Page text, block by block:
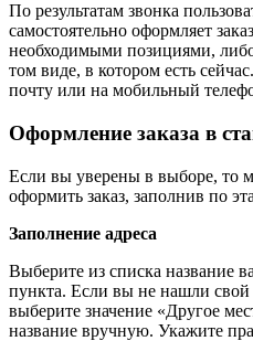
По результатам звонка
самостоятельно оформляет
необходимыми позициями,
том виде, в котором есть
почту или на мобильный
Оформление заказа в
Если вы уверены в выборе, то
оформить заказ, заполнив по
Заполнение адреса
Выберите из списка название
пункта. Если вы не нашли
выберите значение «Другое
название вручную. Укажите